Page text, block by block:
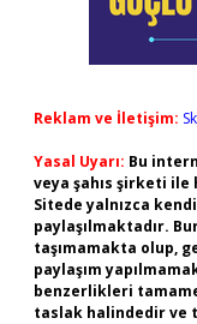
Reklam ve İletişim:
Yasal Uyarı: Bu
veya şahıs şirketi ile
Sitede yalnızca
paylaşılmaktadır.
taşımamakta olup,
paylaşım
benzerlikleri
taslak halindedir ve